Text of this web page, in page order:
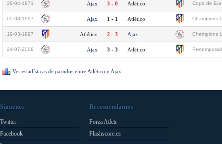
28-04-1971 Ajax 3 - 0 Atlético Copa de
05-03-1997 Ajax 1 - 1 Atlético Champions
19-03-1997 Atlético 2 - 3 Ajax Champions
24-07-2009 Ajax 3 - 3 Atlético
Ver estadísticas de partidos entre Atlético y Ajax
Síguenos
Twitter
Facebook
Recomendamos
Forza Atleti
Flashscore.es